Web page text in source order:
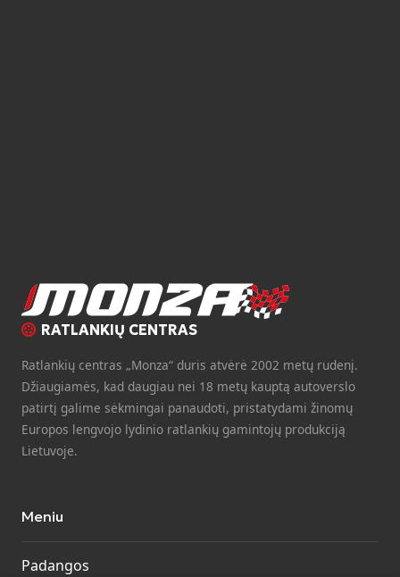
RATLANKIŲ CENTRAS
Ratlankių centras „Monza“ duris atvėrė 2002 metų rudenį.
Džiaugiamės, kad daugiau nei 18 metų kauptą autoverslo
patirtį galime sėkmingai panaudoti, pristatydami žinomų
Europos lengvojo lydinio ratlankių gamintojų produkciją
Lietuvoje.
Meniu
Padangos